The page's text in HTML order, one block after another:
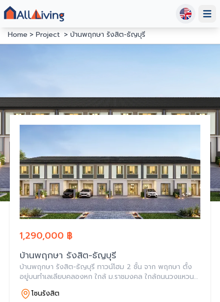
Home
Project บ้านพฤกษา รังสิต-ธัญบุรี
1,290,000 ฿
บ้านพฤกษา รังสิต-ธัญบุรี
บ้านพฤกษา รังสิต-ธัญบุรี ทาวน์โฮม 2 ชั้น จาก พฤกษา ตั้ง
อยู่บนทำเลเลียบคลองหก ใกล้ ม.ราชมงคล ใกล้ถนนวงแหวนฯ
มาพร้อมแบบบ้านดีไซน์ใหม่ Modern Tropical ราคาเริ่ม 1.29
ล้านบาทโซนรังสิต